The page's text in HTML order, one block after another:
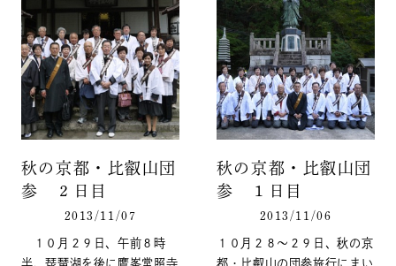
秋の京都・比叡山団
参 ２日目
2013/11/07
１０月２９日、午前８時
半、琵琶湖を後に鷹峯常照寺
秋の京都・比叡山団
参 １日目
2013/11/06
１０月２８～２９日、秋の京
都・比叡山の団参旅行にまい